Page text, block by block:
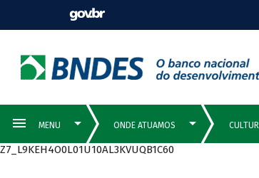
Z7_L9KEH4O0L01U10AL3KVUQB1C60